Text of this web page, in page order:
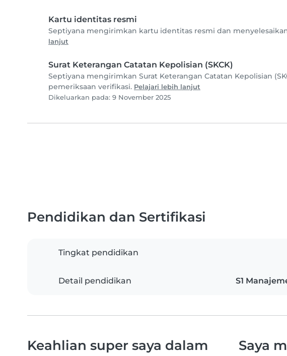
Kartu identitas resmi
Septiyana mengirimkan kartu identitas resmi dan
lanjut
Surat Keterangan Catatan Kepolisian (SKCK)
Septiyana mengirimkan Surat Keterangan Catatan Kepolisian
pemeriksaan verifikasi. Pelajari lebih lanjut
Dikeluarkan pada: 9 November 2025
Pendidikan dan Sertifikasi
Tingkat pendidikan
Detail pendidikan S1
Keahlian super saya dalam
Saya